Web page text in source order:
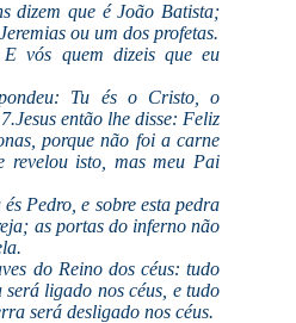
dizem que é João Batista;
ou um dos profetas.
E vós quem dizeis que eu
Tu és o Cristo, o
então lhe disse: Feliz
porque não foi a carne
revelou isto, mas meu Pai
Pedro, e sobre esta pedra
as portas do inferno não
do Reino dos céus: tudo
ligado nos céus, e tudo
será desligado nos céus.